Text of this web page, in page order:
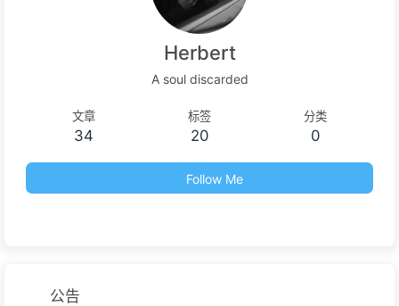
Herbert
A soul discarded
文章
34
标签
20
分类
0
Follow Me
公告